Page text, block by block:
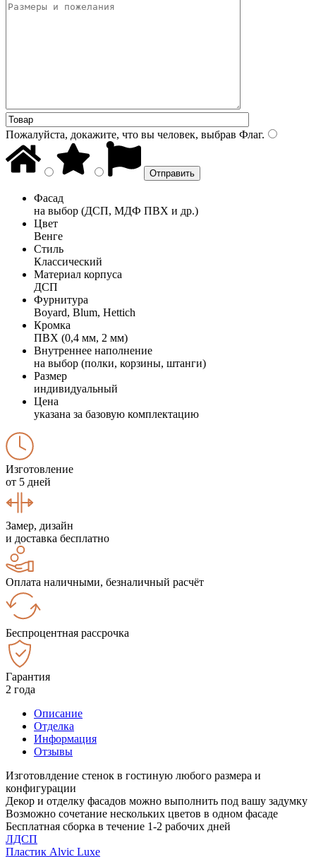
Пожалуйста, докажите, что вы человек, выбрав Флаг.
Фасад
на выбор (ДСП, МДФ ПВХ и др.)
Цвет
Венге
Стиль
Классический
Материал корпуса
ДСП
Фурнитура
Boyard, Blum, Hettich
Кромка
ПВХ (0,4 мм, 2 мм)
Внутреннее наполнение
на выбор (полки, корзины, штанги)
Размер
индивидуальный
Цена
указана за базовую комплектацию
Изготовление
от 5 дней
Замер, дизайн
и доставка бесплатно
Оплата наличными, безналичный расчёт
Беспроцентная рассрочка
Гарантия
2 года
Описание
Отделка
Информация
Отзывы
Изготовлдение стенок в гостиную любого размера и
конфигурации
Декор и отделку фасадов можно выполнить под вашу задумку
Возможно сочетание нескольких цветов в одном фасаде
Бесплатная сборка в течение 1-2 рабочих дней
ЛДСП
Пластик Alvic Luxe